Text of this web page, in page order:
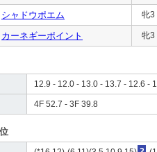
シャドウポエム 牝3
カーネギーポイント 牝3
12.9 - 12.0 - 13.0 - 13.7 - 12.6 -
4F 52.7 - 3F 39.8